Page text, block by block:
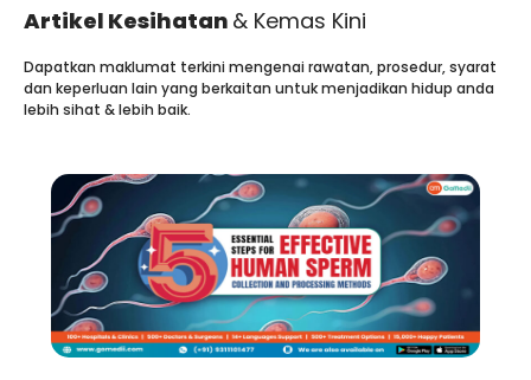
Artikel Kesihatan & Kemas Kini
Dapatkan maklumat terkini mengenai rawatan, prosedur, syarat
dan keperluan lain yang berkaitan untuk menjadikan hidup anda
lebih sihat & lebih baik.